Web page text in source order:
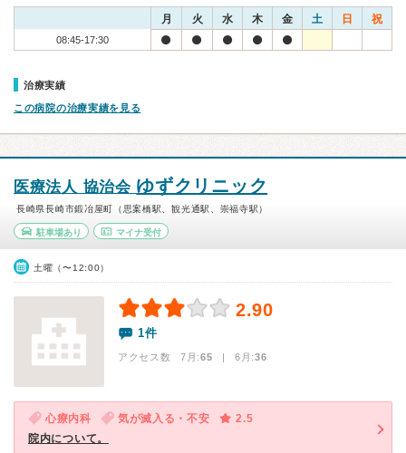
月 火 水 木 金 土 日 祝
08:45-17:30
治療実績
この病院の治療実績を見る
医療法人 協治会 ゆずクリニック
長崎県長崎市鍛冶屋町（思案橋駅、観光通駅、崇福寺駅）
駐車場あり マイナ受付
土曜（〜12:00）
2.90
1件
アクセス数 7月:65 | 6月:36
心療内科 気が滅入る・不安
2.5
院内について。